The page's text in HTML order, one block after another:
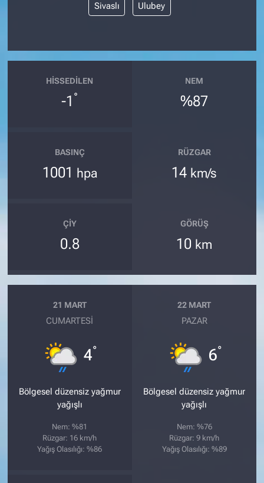
Sivaslı Ulubey
HISSEDILEN
-1 °
NEM
%87
BASINÇ
1001 hpa
RÜZGAR
14 km/s
ÇIY
0.8
GÖRÜŞ
10 km
21 MART
CUMARTESI
4°
Bölgesel düzensiz yağmur
yağışlı
Nem: %81
Rüzgar: 16 km/h
Yağış Olasılığı: %86
22 MART
PAZAR
6°
Bölgesel düzensiz yağmur
yağışlı
Nem: %76
Rüzgar: 9 km/h
Yağış Olasılığı: %89